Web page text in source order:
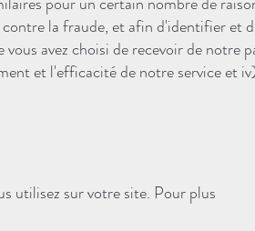
la fraude, et afin d'identifier et
avez choisi de recevoir de notre
et l'efficacité de notre service et iv)
utilisez sur votre site. Pour plus